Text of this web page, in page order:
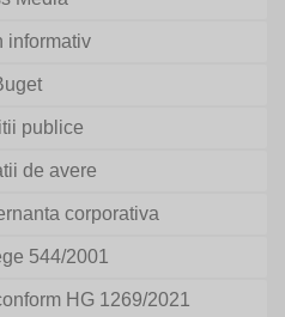
informativ
publice
de avere
corporativa
544/2001
HG 1269/2021